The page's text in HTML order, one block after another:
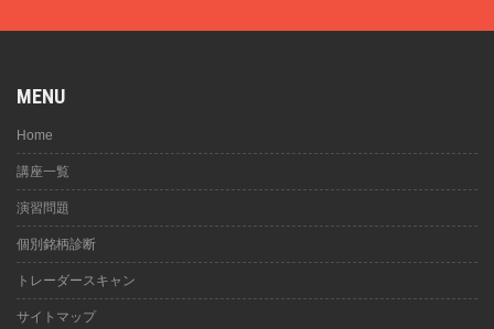
MENU
Home
講座一覧
演習問題
個別銘柄診断
トレーダースキャン
サイトマップ